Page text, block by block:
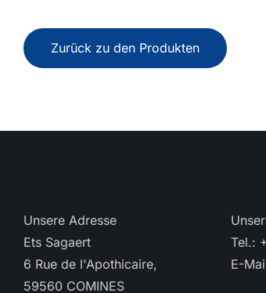
Zurück zu den Produkten
Unsere Adresse
Ets Sagaert
6 Rue de l'Apothicaire,
59560 COMINES
Tel.:
E-